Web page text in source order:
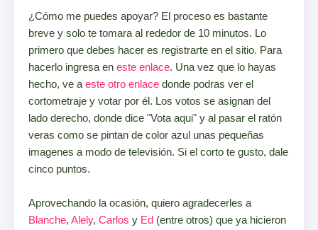
¿Cómo me puedes apoyar? El proceso es bastante
breve y solo te tomara al rededor de 10 minutos. Lo
primero que debes hacer es registrarte en el sitio. Para
hacerlo ingresa en este enlace. Una vez que lo hayas
hecho, ve a este otro enlace donde podras ver el
cortometraje y votar por él. Los votos se asignan del
lado derecho, donde dice "Vota aqui" y al pasar el ratón
veras como se pintan de color azul unas pequeñas
imagenes a modo de televisión. Si el corto te gusto, dale
cinco puntos.
Aprovechando la ocasión, quiero agradecerles a
Blanche, Alely, Carlos y Ed (entre otros) que ya hicieron